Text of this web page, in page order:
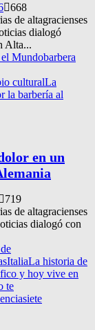
668
de altagracienses
dialogó
Alta...
el Mundobarbera
culturalLa
la barbería al
en un
719
de altagracienses
dialogó con
ItaliaLa historia de
y hoy vive en
te
siete